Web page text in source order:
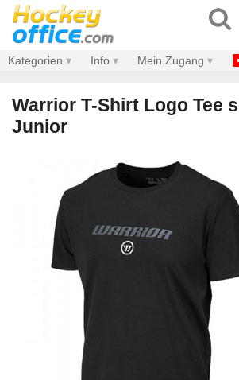
Kategorien Info Mein Zugang
Warrior T-Shirt Logo Tee
Junior